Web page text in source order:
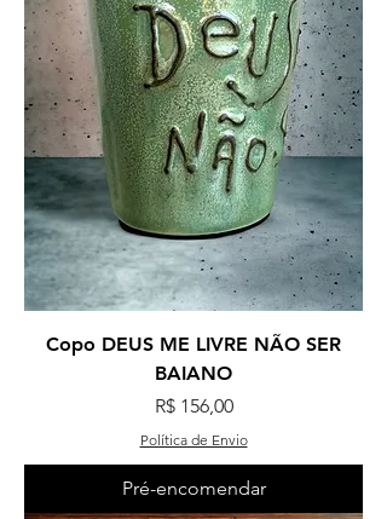
Copo DEUS ME LIVRE NÃO SER
BAIANO
Preço
R$ 156,00
Política de Envio
Pré-encomendar